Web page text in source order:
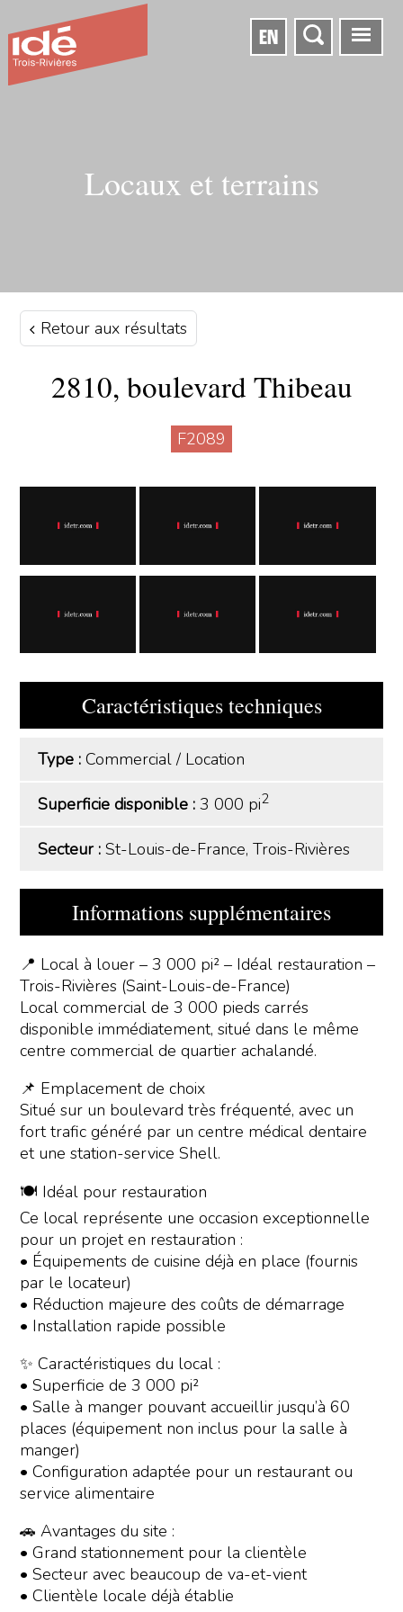
EN
Locaux et terrains
Retour aux résultats
2810, boulevard Thibeau
F2089
Caractéristiques techniques
Type :Commercial/ Location
Superficie disponible :3 000 pi2
Secteur :St-Louis-de-France, Trois-Rivières
Informations supplémentaires
📍 Local à louer – 3 000 pi² – Idéal restauration –
Trois-Rivières (Saint-Louis-de-France)
Local commercial de 3 000 pieds carrés
disponible immédiatement, situé dans le même
centre commercial de quartier achalandé.
📌 Emplacement de choix
Situé sur un boulevard très fréquenté, avec un
fort trafic généré par un centre médical dentaire
et une station-service Shell.
🍽️ Idéal pour restauration
Ce local représente une occasion exceptionnelle
pour un projet en restauration :
• Équipements de cuisine déjà en place (fournis
par le locateur)
• Réduction majeure des coûts de démarrage
• Installation rapide possible
✨ Caractéristiques du local :
• Superficie de 3 000 pi²
• Salle à manger pouvant accueillir jusqu’à 60
places (équipement non inclus pour la salle à
manger)
• Configuration adaptée pour un restaurant ou
service alimentaire
🚗 Avantages du site :
• Grand stationnement pour la clientèle
• Secteur avec beaucoup de va-et-vient
• Clientèle locale déjà établie